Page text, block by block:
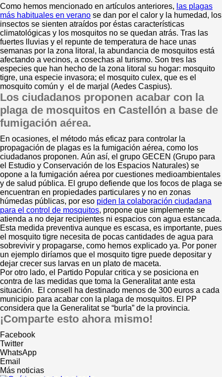
Como hemos mencionado en artículos anteriores, las plagas
más habituales en verano se dan por el calor y la humedad, los
insectos se sienten atraídos por éstas características
climatológicas y los mosquitos no se quedan atrás. Tras las
fuertes lluvias y el repunte de temperatura de hace unas
semanas por la zona litoral, la abundancia de mosquitos está
afectando a vecinos, a cosechas al turismo. Son tres las
especies que han hecho de la zona litoral su hogar: mosquito
tigre, una especie invasora; el mosquito culex, que es el
mosquito común y el de marjal (Aedes Caspius).
Los ciudadanos proponen acabar con la
plaga de mosquitos en Castellón a base de
fumigación aérea.
En ocasiones, el método más eficaz para controlar la
propagación de plagas es la fumigación aérea, como los
ciudadanos proponen. Aún así, el grupo GECEN (Grupo para
el Estudio y Conservación de los Espacios Naturales) se
opone a la fumigación aérea por cuestiones medioambientales
y de salud pública. El grupo defiende que los focos de plaga se
encuentran en propiedades particulares y no en zonas
húmedas públicas, por eso piden la colaboración ciudadana
para el control de mosquitos, propone que simplemente se
atienda a no dejar recipientes ni espacios con agua estancada.
Esta medida preventiva aunque es escasa, es importante, pues
el mosquito tigre necesita de pocas cantidades de agua para
sobrevivir y propagarse, como hemos explicado ya. Por poner
un ejemplo diríamos que el mosquito tigre puede depositar y
dejar crecer sus larvas en un plato de maceta.
Por otro lado, el Partido Popular critica y se posiciona en
contra de las medidas que toma la Generalitat ante esta
situación. El consell ha destinado menos de 300 euros a cada
municipio para acabar con la plaga de mosquitos. El PP
considera que la Generalitat se “burla” de la provincia.
¡Comparte esto ahora mismo!
Facebook
Twitter
WhatsApp
Email
Más noticias